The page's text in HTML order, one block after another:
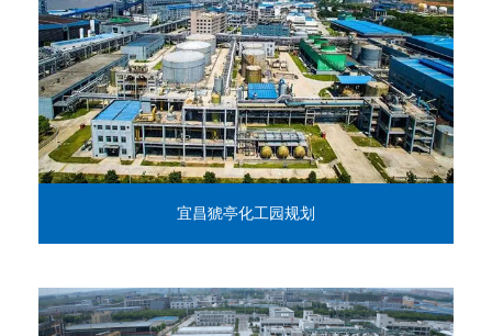
宜昌猇亭化工园规划